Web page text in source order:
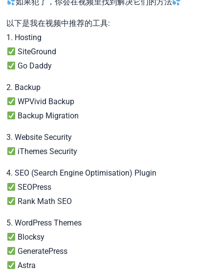
以下是我在视频中推荐的工具:
1. Hosting
SiteGround
Go Daddy
2. Backup
WPVivid Backup
Backup Migration
3. Website Security
iThemes Security
4. SEO (Search Engine Optimisation) Plugin
SEOPress
Rank Math SEO
5. WordPress Themes
Blocksy
GeneratePress
Astra